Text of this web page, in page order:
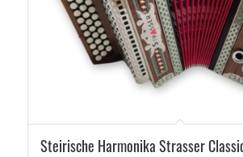
Steirische Harmonika Strasser